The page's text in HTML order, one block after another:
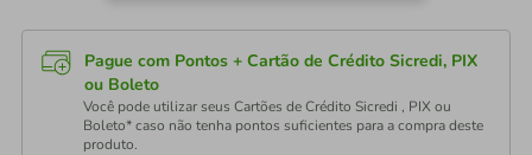
Pague com Pontos + Cartão de Crédito Sicredi, PIX
ou Boleto
Você pode utilizar seus Cartões de Crédito Sicredi , PIX ou
Boleto* caso não tenha pontos suficientes para a compra deste
produto.